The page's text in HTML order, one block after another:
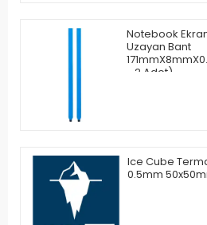
Notebook
Uzayan Bant
- 2 Adet)
Ice Cube
0.5mm